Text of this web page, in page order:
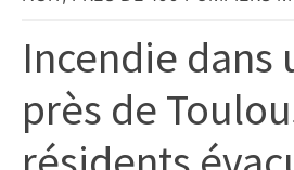
culture,
politique,
météo,
divers
Incendie dans
près de